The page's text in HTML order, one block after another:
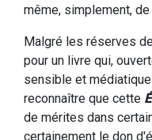
même, simplement,
Malgré les réserves
pour un livre qui,
sensible et
reconnaître que cette
de mérites dans
certainement le don